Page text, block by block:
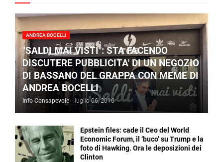
ANDREA BOCELLI
"SALDI MAI VISTI": STA FACENDO
DISCUTERE PUBBLICITA' DI UN NEGOZIO
DI BASSANO DEL GRAPPA CON MEME DI
ANDREA BOCELLI
Info Consapevole - luglio 06, 2016
Epstein files: cade il Ceo del World
Economic Forum, il ‘buco’ su Trump e la
foto di Hawking. Ora le deposizioni dei
Clinton